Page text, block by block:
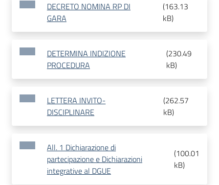
DECRETO NOMINA RP DI
GARA
(163.13
kB)
DETERMINA INDIZIONE
PROCEDURA
(230.49
kB)
LETTERA INVITO-
DISCIPLINARE
(262.57
kB)
All. 1 Dichiarazione di
partecipazione e Dichiarazioni
integrative al DGUE
(100.01
kB)